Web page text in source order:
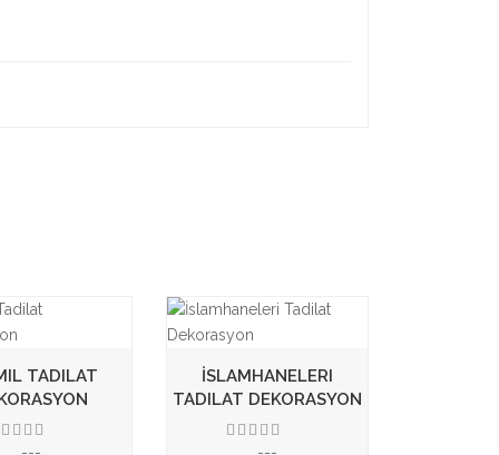
TADILAT
İSLAMHANELERI
TADILAT DEKORASYON